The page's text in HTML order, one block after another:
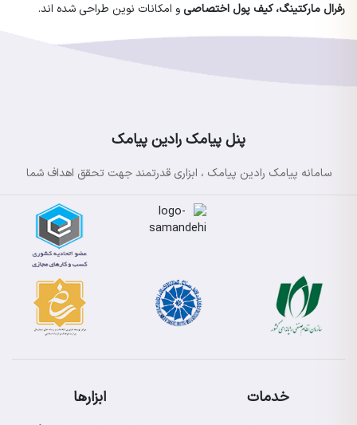
رفرال مارکتینگ، کیف پول اختصاصی و امکانات نوین طراحی شده اند.
پنل پیامک رادین پیامک
سامانه پیامک رادین پیامک ، ابزاری قدرتمند جهت تحقق اهداف شما
خدمات ابزارها